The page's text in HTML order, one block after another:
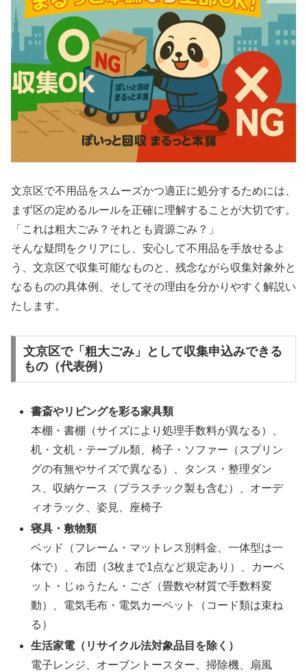
文京区で不用品をスムーズかつ適正に処分するためには、
まず区の定めるルールを正確に理解することが大切です。
「これは粗大ごみ？それとも資源ごみ？」
そんな疑問をクリアにし、安心して不用品を手放せるよ
う、文京区で収集可能なものと、残念ながら収集対象外と
なるものの具体例、そしてその理由を分かりやすく解説い
たします。
文京区で「粗大ごみ」として収集申込みできる
もの（代表例）
書斎やリビングを彩る家具類
本棚・書棚（サイズにより処理手数料が異なる）、
机・文机・テーブル類、椅子・ソファー（スプリン
グの有無やサイズで異なる）、タンス・整理ダン
ス、収納ケース（プラスチック製も含む）、オーデ
ィオラック、姿見、座椅子
寝具・敷物類
ベッド（フレーム・マットレス別料金、一体型は一
体で）、布団（3枚まで1点など規定あり）、カーペ
ット・じゅうたん・ござ（畳数や材質で手数料変
動）、電気毛布・電気カーペット（コード類は束ね
る）
生活家電（リサイクル法対象品目を除く）
電子レンジ、オーブントースター、掃除機、扇風